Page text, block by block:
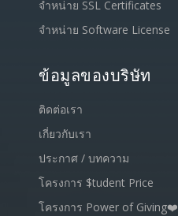
จำหน่าย SSL Certificates
จำหน่าย Software License
ข้อมูลของบริษัท
ติดต่อเรา
เกี่ยวกับเรา
ประกาศ / บทความ
โครงการ $tudent Price
โครงการ Power of Giving❤️